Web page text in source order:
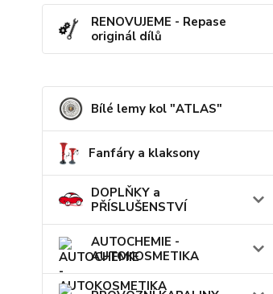
RENOVUJEME - Repase
originál dílů
Bílé lemy kol "ATLAS"
Fanfáry a klaksony
DOPLŇKY a
PŘÍSLUŠENSTVÍ
AUTOCHEMIE -
AUTOKOSMETIKA